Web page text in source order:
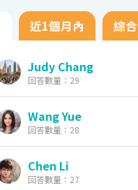
近1個月內 綜合
Judy Chang
回答數量：29
Wang Yue
回答數量：28
Chen Li
回答數量：27